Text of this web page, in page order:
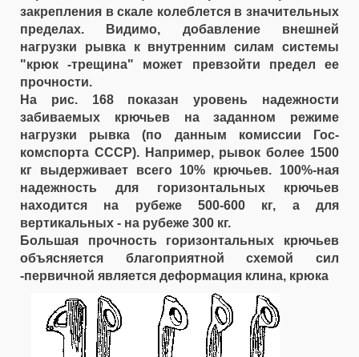
закрепления в скале колеблется в значительных
пределах. Видимо, добавление внешней
нагрузки рывка к внутренним силам системы
"крюк -трещина" может превзойти предел ее
прочности.
На рис. 168 показан уровень надежности
забиваемых крючьев на заданном режиме
нагрузки рывка (по данным комиссии Гос-
комспорта СССР). Например, рывок более 1500
кг выдерживает всего 10% крючьев. 100%-ная
надежность для горизонтальных крючьев
находится на рубеже 500-600 кг, а для
вертикальных - на рубеже 300 кг.
Большая прочность горизонтальных крючьев
объясняется благоприятной схемой сил
-первичной является деформация клина, крюка